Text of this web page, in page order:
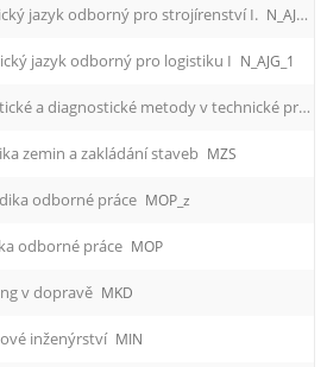
jazyk odborný pro strojírenství I. N_AJS_1
jazyk odborný pro logistiku I N_AJG_1
N_ADM Akustické a diagnostické metody v technické praxi
zemin a zakládání staveb MZS
odborné práce MOP_z
odborné práce MOP
v dopravě MKD
inženýrství MIN